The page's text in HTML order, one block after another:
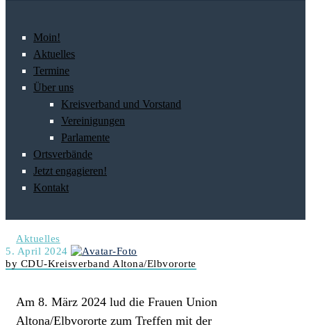
Moin!
Aktuelles
Termine
Über uns
Kreisverband und Vorstand
Vereinigungen
Parlamente
Ortsverbände
Jetzt engagieren!
Kontakt
Aktuelles
5. April 2024
by CDU-Kreisverband Altona/Elbvororte
Am 8. März 2024 lud die Frauen Union
Altona/Elbvororte zum Treffen mit der